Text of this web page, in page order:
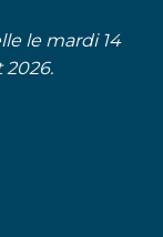
le mardi 14
2026.